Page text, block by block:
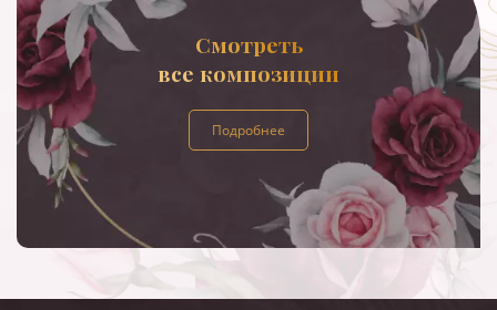
Смотреть
все композиции
Подробнее